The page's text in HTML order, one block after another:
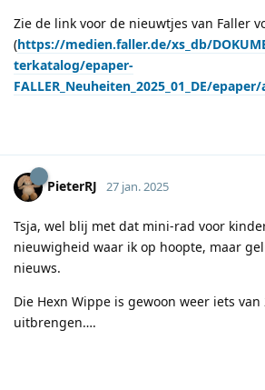
Zie de link voor de nieuwtjes van Faller
(https://medien.faller.de/xs_db/
terkatalog/epaper-
FALLER_Neuheiten_2025_01_DE/
PieterRJ 27 jan. 2025
Tsja, wel blij met dat mini-rad voor
nieuwigheid waar ik op hoopte, maar
nieuws.
Die Hexn Wippe is gewoon weer iets
uitbrengen….